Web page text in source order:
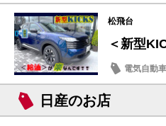
日産のお店
松飛台
＜新型
電気自動
日産のお店
日産のお店